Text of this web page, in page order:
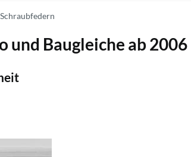
und Baugleiche ab 2006